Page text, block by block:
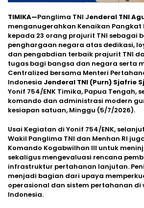
TIMIKA—Panglima TNI Jenderal TNI
menganugerahkan Kenaikan Pangkat
kepada 23 orang prajurit TNI sebagai
penghargaan negara atas dedikasi,
dan pengabdian terbaik prajurit TNI
tugas bagi bangsa dan negara serta
Centralized bersama Menteri
Indonesia Jenderal TNI (Purn) Sjafrie
Yonif 754/ENK Timika, Papua Tengah,
komando dan administrasi modern
kesiapan satuan, Minggu (5/7/2026).
Usai Kegiatan di Yonif 754/ENK,
Wakil Panglima TNI dan Menhan RI
Komando Kogabwilhan III untuk
sekaligus mengevaluasi rencana
infrastruktur pertahanan lanjutan.
menjadi bagian dari upaya
operasional dan sistem pertahanan di
Indonesia.